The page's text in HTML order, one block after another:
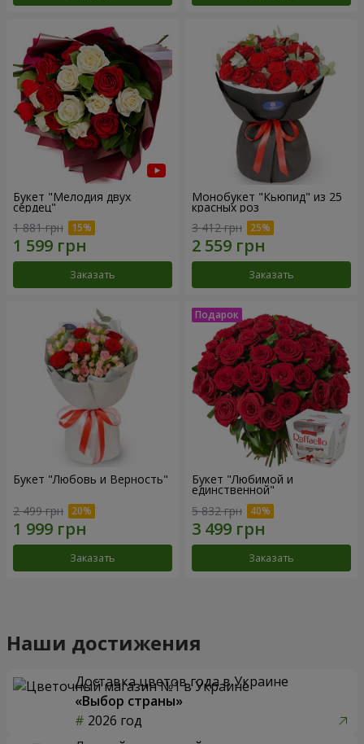
Букет "Мелодия двух
сердец"
1 881 грн
Заказать
Монобукет "Кьюпид" из 25
красных роз
3 412 грн
Заказать
Букет "Любовь и Верность"
2 499 грн
Заказать
Букет "Любимой и
единственной"
5 832 грн
Заказать
Наши достижения
Доставка цветов года в Украине
«Выбор страны»
2026 год